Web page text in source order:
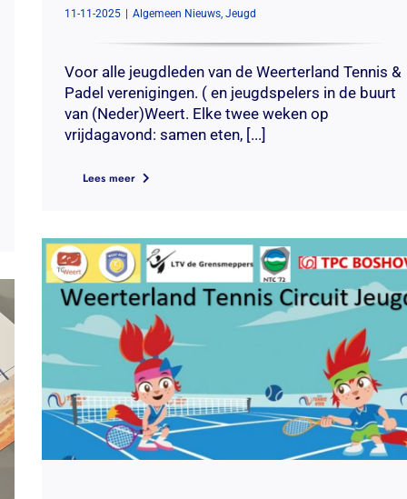
11-11-2025 Algemeen Nieuws, Jeugd
Voor alle jeugdleden van de Weerterland Tennis &
Padel verenigingen. ( en jeugdspelers in de buurt
van (Neder)Weert. Elke twee weken op
vrijdagavond: samen eten, [...]
Lees meer